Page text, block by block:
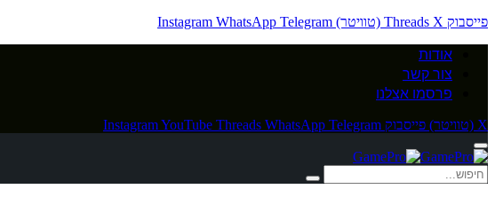
פייסבוק
Threads X (טוויטר) Instagram WhatsApp Telegram
אודות
צור קשר
פרסמו אצלנו
X (טוויטר) פייסבוק InstagramYouTube Threads WhatsApp Telegram